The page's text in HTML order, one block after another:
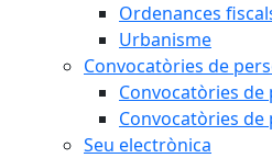
Ordenances
Urbanisme
Convocatòries de
Convocatòries de
Convocatòries de
Seu electrònica